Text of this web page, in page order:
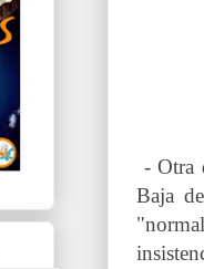
- Otra
Baja